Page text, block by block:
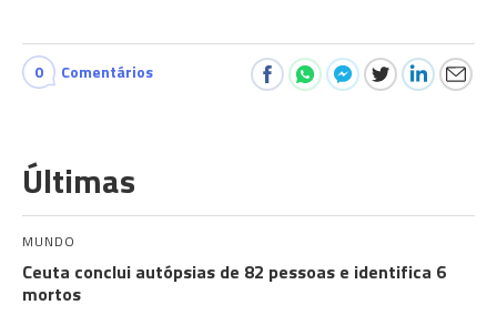
0 Comentários
Últimas
MUNDO
Ceuta conclui autópsias de 82 pessoas e identifica 6
mortos